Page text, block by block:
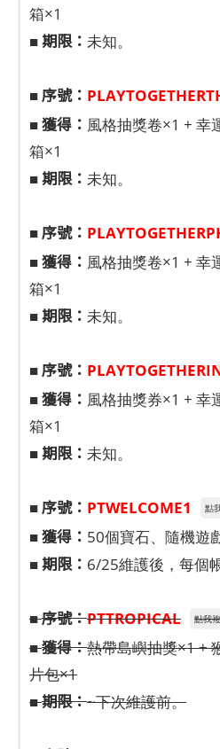
箱×1
■期限： 未知。
■序號：
■獲得： 風格抽獎卷×1 + 幸
箱×1
■期限： 未知。
■序號：
■獲得： 風格抽獎卷×1 + 幸
箱×1
■期限： 未知。
■序號：
■獲得： 風格抽獎券×1 + 幸
箱×1
■期限： 未知。
■序號： PTWELCOME1 點
■獲得： 50個寶石、隨機遊
■期限： 6/25維護後，每個
■序號：PTTROPICAL 點我
■獲得：熱帶島嶼抽獎×1 +
片包×1
■期限：~下次維護前。